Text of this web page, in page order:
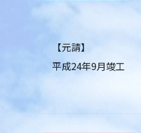
【元請】
平成24年9月竣工